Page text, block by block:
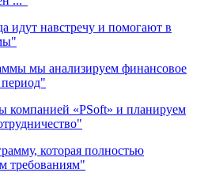
идут навстречу и помогают в
мы анализируем финансовое
компанией «PSoft» и планируем
которая полностью
требованиям"